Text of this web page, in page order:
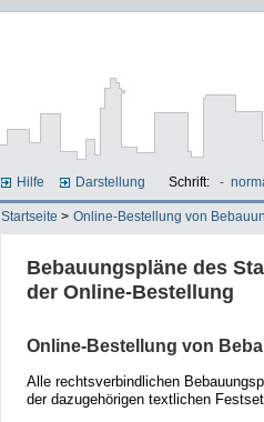
Hilfe Darstellung Schrift: -
Startseite > Online-Bestellung von
Bebauungspläne des
der Online-Bestellung
Online-Bestellung von
Alle rechtsverbindlichen
der dazugehörigen textlichen